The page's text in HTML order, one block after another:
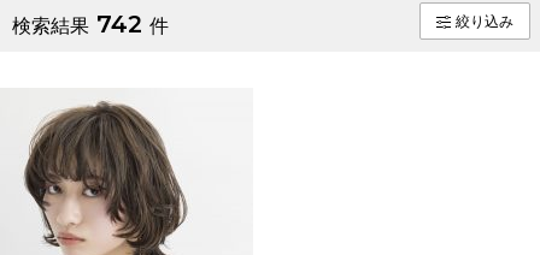
検索結果 742 件 絞り込み